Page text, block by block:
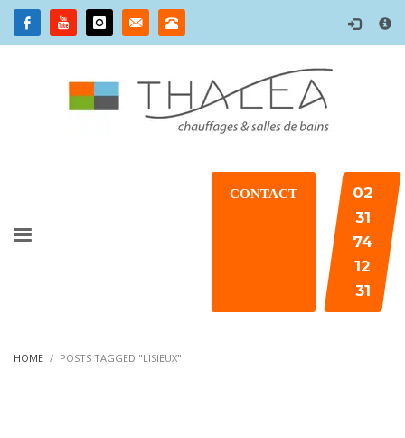
×
CONTACT
02
31
74
12
31
HOME POSTS TAGGED "LISIEUX"